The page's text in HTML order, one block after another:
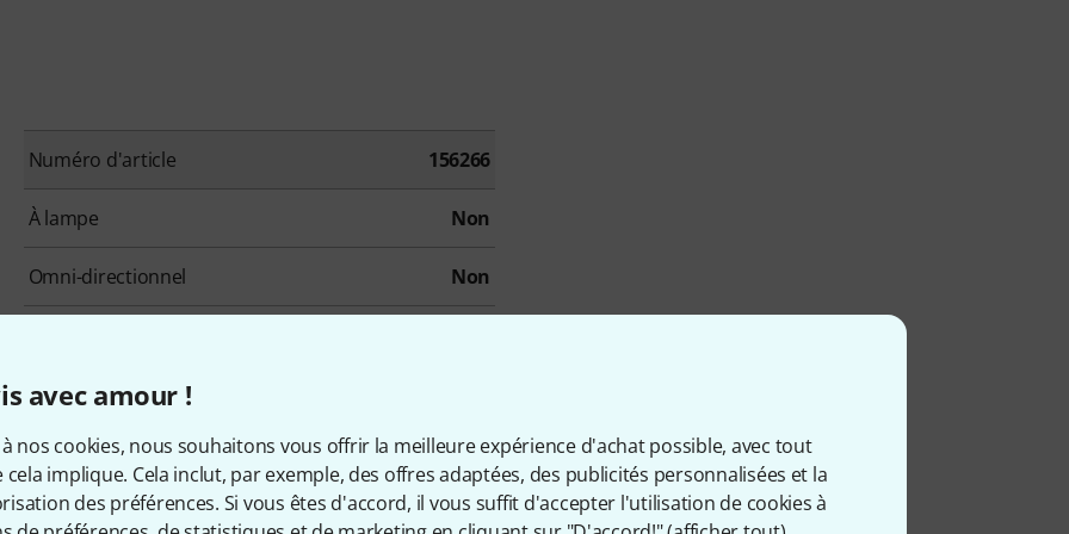
avec amour !
à nos cookies, nous souhaitons vous offrir la meilleure expérience d'achat possible, avec tout
cela implique. Cela inclut, par exemple, des offres adaptées, des publicités personnalisées et la
des préférences. Si vous êtes d'accord, il vous suffit d'accepter l'utilisation de cookies à
Numéro d'article 156266
À lampe Non
Omni-directionnel Non
Pad
Microphone USB Non